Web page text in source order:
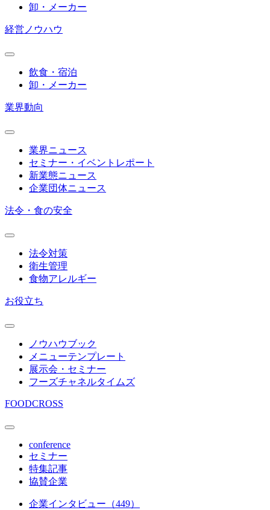
卸・メーカー
経営ノウハウ
飲食・宿泊
卸・メーカー
業界動向
業界ニュース
セミナー・イベントレポート
新業態ニュース
企業団体ニュース
法令・食の安全
法令対策
衛生管理
食物アレルギー
お役立ち
ノウハウブック
メニューテンプレート
展示会・セミナー
フーズチャネルタイムズ
FOODCROSS
conference
セミナー
特集記事
協賛企業
企業インタビュー（449）